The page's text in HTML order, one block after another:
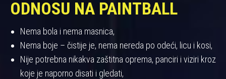
ODNOSU NA PAINTBALL
Nema bola i nema masnica,
Nema boje – čistije je, nema nereda po odeći, licu i kosi,
Nije potrebna nikakva zaštitna oprema, panciri i viziri kroz
koje je naporno disati i gledati,